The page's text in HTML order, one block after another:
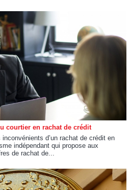
courtier en rachat de crédit
d’un rachat de crédit en
indépendant qui propose aux
de rachat de...